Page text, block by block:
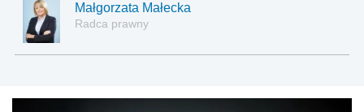
Małgorzata Małecka
Radca prawny